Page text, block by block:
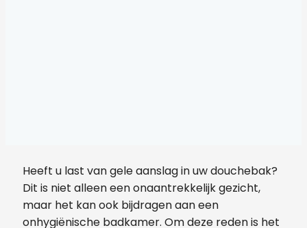
Heeft u last van gele aanslag in uw douchebak?
Dit is niet alleen een onaantrekkelijk gezicht,
maar het kan ook bijdragen aan een
onhygiënische badkamer. Om deze reden is het